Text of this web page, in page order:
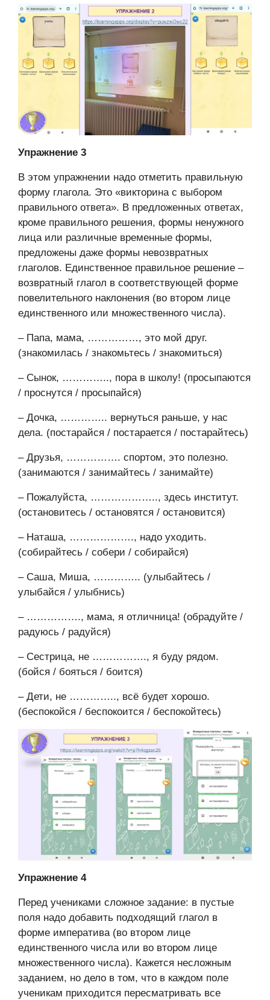
Упражнение 3
В этом упражнении надо отметить правильную
форму глагола. Это «викторина с выбором
правильного ответа». В предложенных ответах,
кроме правильного решения, формы ненужного
лица или различные временные формы,
предложены даже формы невозвратных
глаголов. Единственное правильное решение –
возвратный глагол в соответствующей форме
повелительного наклонения (во втором лице
единственного или множественного числа).
– Папа, мама, ……………, это мой друг.
(знакомилась / знакомьтесь / знакомиться)
– Сынок, ………….., пора в школу! (просыпаются
/ проснутся / просыпайся)
– Дочка, ………….. вернуться раньше, у нас
дела. (постарайся / постарается / постарайтесь)
– Друзья, ……………. спортом, это полезно.
(занимаются / занимайтесь / занимайте)
– Пожалуйста, ……………….., здесь институт.
(остановитесь / остановятся / остановится)
– Наташа, ………………., надо уходить.
(собирайтесь / собери / собирайся)
– Саша, Миша, ………….. (улыбайтесь /
улыбайся / улыбнись)
– ……………., мама, я отличница! (обрадуйте /
радуюсь / радуйся)
– Сестрица, не ……………., я буду рядом.
(бойся / бояться / боится)
– Дети, не ………….., всё будет хорошо.
(беспокойся / беспокоится / беспокойтесь)
Упражнение 4
Перед учениками сложное задание: в пустые
поля надо добавить подходящий глагол в
форме императива (во втором лице
единственного числа или во втором лице
множественного числа). Кажется несложным
заданием, но дело в том, что в каждом поле
ученикам приходится пересматривать все